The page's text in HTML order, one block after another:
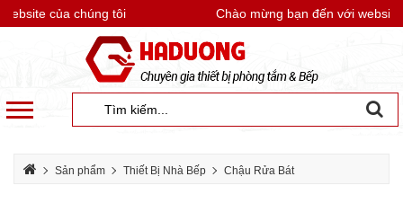
của chúng tôi Chào mừng bạn đến với website
Sản phẩm Thiết Bị Nhà Bếp Chậu Rửa Bát